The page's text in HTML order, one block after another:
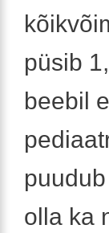
püsib
beebil
olla ka